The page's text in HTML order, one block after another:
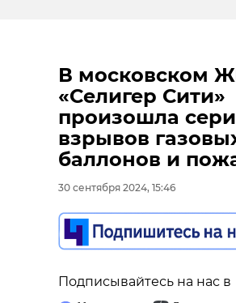
В московском
«Селигер Сити»
произошла
взрывов
баллонов и
30 сентября 2024, 15:46
Подписывайтесь на нас в